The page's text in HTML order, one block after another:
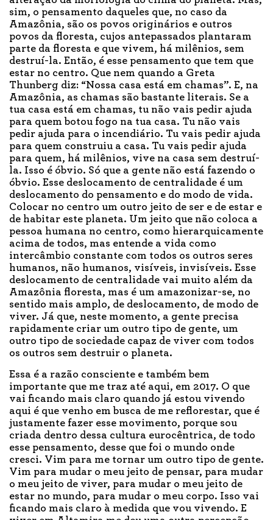
sim, o pensamento daqueles que, no caso da
Amazônia, são os povos originários e outros
povos da floresta, cujos antepassados plantaram
parte da floresta e que vivem, há milênios, sem
destruí-la. Então, é esse pensamento que tem que
estar no centro. Que nem quando a Greta
Thunberg diz: “Nossa casa está em chamas”. E, na
Amazônia, as chamas são bastante literais. Se a
tua casa está em chamas, tu não vais pedir ajuda
para quem botou fogo na tua casa. Tu não vais
pedir ajuda para o incendiário. Tu vais pedir ajuda
para quem construiu a casa. Tu vais pedir ajuda
para quem, há milênios, vive na casa sem destruí-
la. Isso é óbvio. Só que a gente não está fazendo o
óbvio. Esse deslocamento de centralidade é um
deslocamento do pensamento e do modo de vida.
Colocar no centro um outro jeito de ser e de estar e
de habitar este planeta. Um jeito que não coloca a
pessoa humana no centro, como hierarquicamente
acima de todos, mas entende a vida como
intercâmbio constante com todos os outros seres
humanos, não humanos, visíveis, invisíveis. Esse
deslocamento de centralidade vai muito além da
Amazônia floresta, mas é um amazonizar-se, no
sentido mais amplo, de deslocamento, de modo de
viver. Já que, neste momento, a gente precisa
rapidamente criar um outro tipo de gente, um
outro tipo de sociedade capaz de viver com todos
os outros sem destruir o planeta.
Essa é a razão consciente e também bem
importante que me traz até aqui, em 2017. O que
vai ficando mais claro quando já estou vivendo
aqui é que venho em busca de me reflorestar, que é
justamente fazer esse movimento, porque sou
criada dentro dessa cultura eurocêntrica, de todo
esse pensamento, desse que foi o mundo onde
cresci. Vim para me tornar um outro tipo de gente.
Vim para mudar o meu jeito de pensar, para mudar
o meu jeito de viver, para mudar o meu jeito de
estar no mundo, para mudar o meu corpo. Isso vai
ficando mais claro à medida que vou vivendo. E